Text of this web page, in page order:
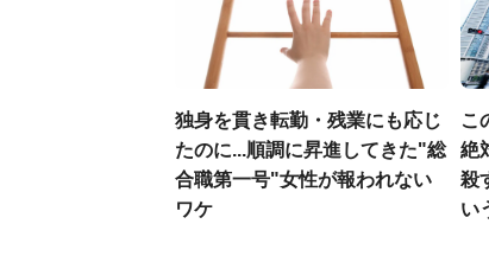
独身を貫き転勤・残業にも応じ
たのに...順調に昇進してきた"総
合職第一号"女性が報われない
ワケ
こ
絶
殺
い